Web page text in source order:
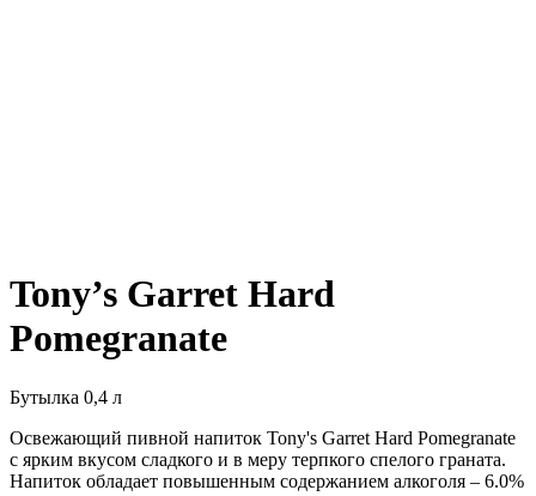
Tony’s Garret Hard
Pomegranate
Бутылка 0,4 л
Освежающий пивной напиток Tony's Garret Hard Pomegranate
с ярким вкусом сладкого и в меру терпкого спелого граната.
Напиток обладает повышенным содержанием алкоголя – 6.0%